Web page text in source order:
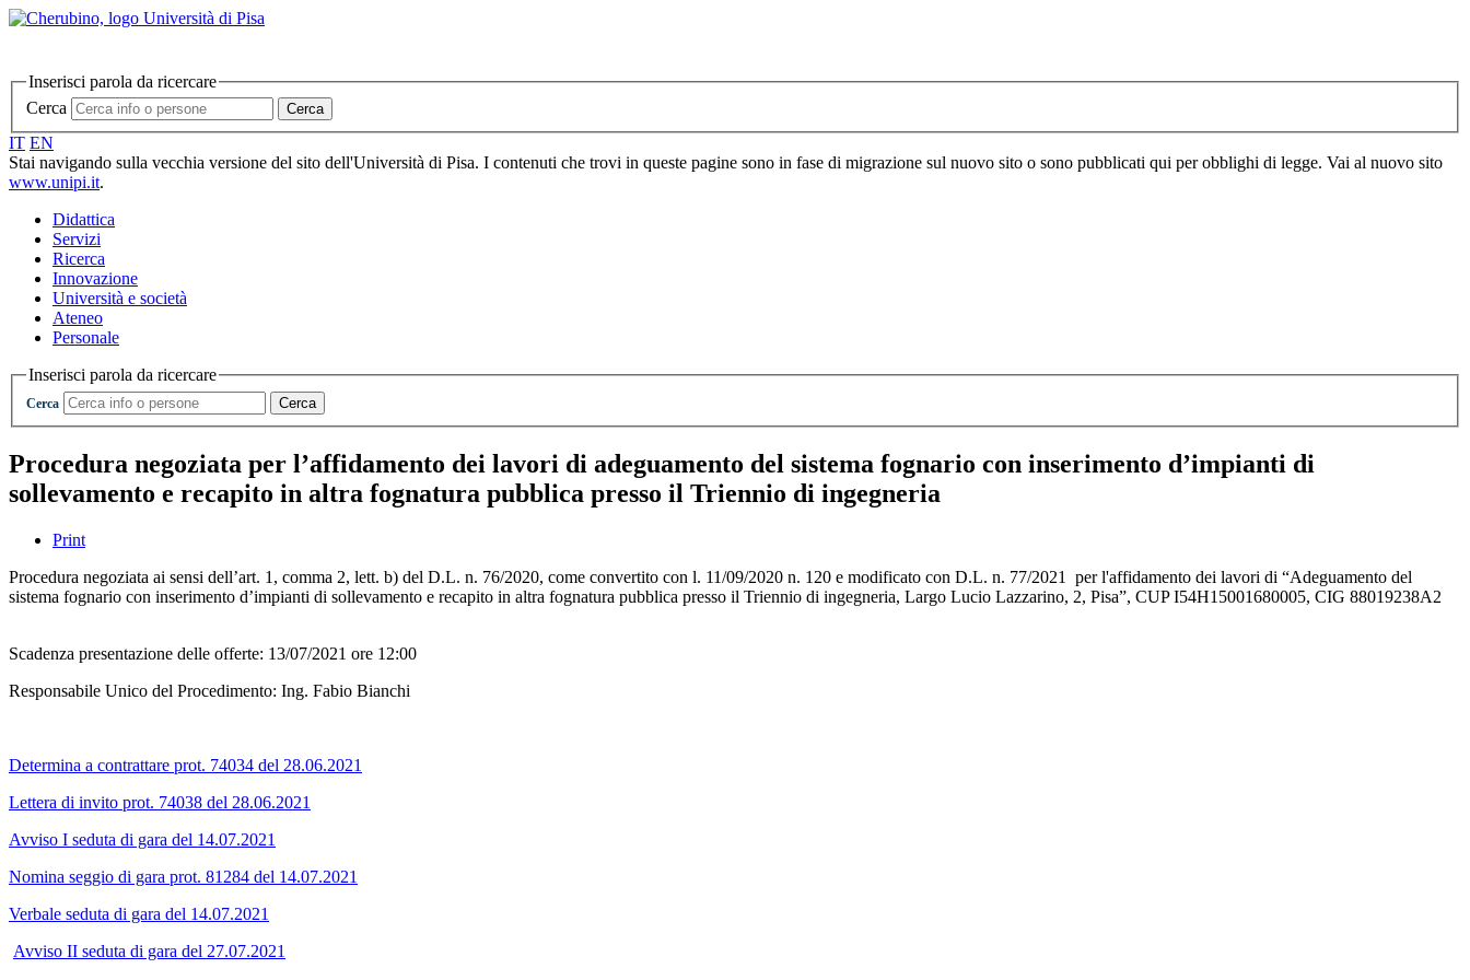
Inserisci parola da ricercare
Cerca
Cerca
IT EN
Stai navigando sulla vecchia versione del sito dell'Università di Pisa. I contenuti che trovi in queste pagine sono in fase di migrazione sul nuovo sito o sono pubblicati qui per obblighi di legge. Vai al nuovo sito
www.unipi.it.
Didattica
Servizi
Ricerca
Innovazione
Università e società
Ateneo
Personale
Inserisci parola da ricercare
Cerca Cerca
Procedura negoziata per l’affidamento dei lavori di adeguamento del sistema fognario con inserimento d’impianti di
sollevamento e recapito in altra fognatura pubblica presso il Triennio di ingegneria
Print
Procedura negoziata ai sensi dell’art. 1, comma 2, lett. b) del D.L. n. 76/2020, come convertito con l. 11/09/2020 n. 120 e modificato con D.L. n. 77/2021 per l'affidamento dei lavori di “Adeguamento del
sistema fognario con inserimento d’impianti di sollevamento e recapito in altra fognatura pubblica presso il Triennio di ingegneria, Largo Lucio Lazzarino, 2, Pisa”, CUP I54H15001680005, CIG 88019238A2
Scadenza presentazione delle offerte: 13/07/2021 ore 12:00
Responsabile Unico del Procedimento: Ing. Fabio Bianchi
Determina a contrattare prot. 74034 del 28.06.2021
Lettera di invito prot. 74038 del 28.06.2021
Avviso I seduta di gara del 14.07.2021
Nomina seggio di gara prot. 81284 del 14.07.2021
Verbale seduta di gara del 14.07.2021
Avviso II seduta di gara del 27.07.2021